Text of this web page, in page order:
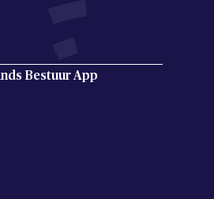
Bestuur App